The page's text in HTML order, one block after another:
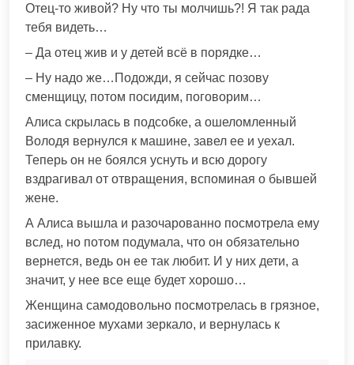
Отец-то живой? Ну что ты молчишь?! Я так рада
тебя видеть…
– Да отец жив и у детей всё в порядке…
– Ну надо же…Подожди, я сейчас позову
сменщицу, потом посидим, поговорим…
Алиса скрылась в подсобке, а ошеломленный
Володя вернулся к машине, завел ее и уехал.
Теперь он не боялся уснуть и всю дорогу
вздрагивал от отвращения, вспоминая о бывшей
жене.
А Алиса вышла и разочарованно посмотрела ему
вслед, но потом подумала, что он обязательно
вернется, ведь он ее так любит. И у них дети, а
значит, у нее все еще будет хорошо…
Женщина самодовольно посмотрелась в грязное,
засиженное мухами зеркало, и вернулась к
прилавку.